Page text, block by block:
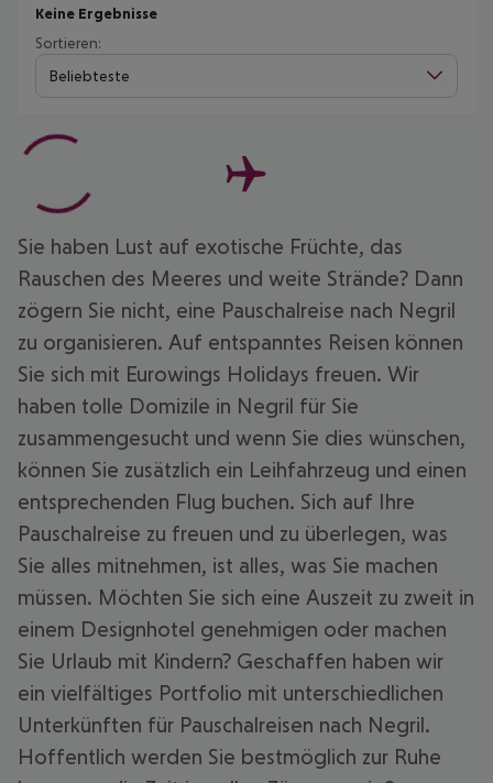
Keine Ergebnisse
Sortieren:
Beliebteste
Sie haben Lust auf exotische Früchte, das
Rauschen des Meeres und weite Strände? Dann
zögern Sie nicht, eine Pauschalreise nach Negril
zu organisieren. Auf entspanntes Reisen können
Sie sich mit Eurowings Holidays freuen. Wir
haben tolle Domizile in Negril für Sie
zusammengesucht und wenn Sie dies wünschen,
können Sie zusätzlich ein Leihfahrzeug und einen
entsprechenden Flug buchen. Sich auf Ihre
Pauschalreise zu freuen und zu überlegen, was
Sie alles mitnehmen, ist alles, was Sie machen
müssen. Möchten Sie sich eine Auszeit zu zweit in
einem Designhotel genehmigen oder machen
Sie Urlaub mit Kindern? Geschaffen haben wir
ein vielfältiges Portfolio mit unterschiedlichen
Unterkünften für Pauschalreisen nach Negril.
Hoffentlich werden Sie bestmöglich zur Ruhe